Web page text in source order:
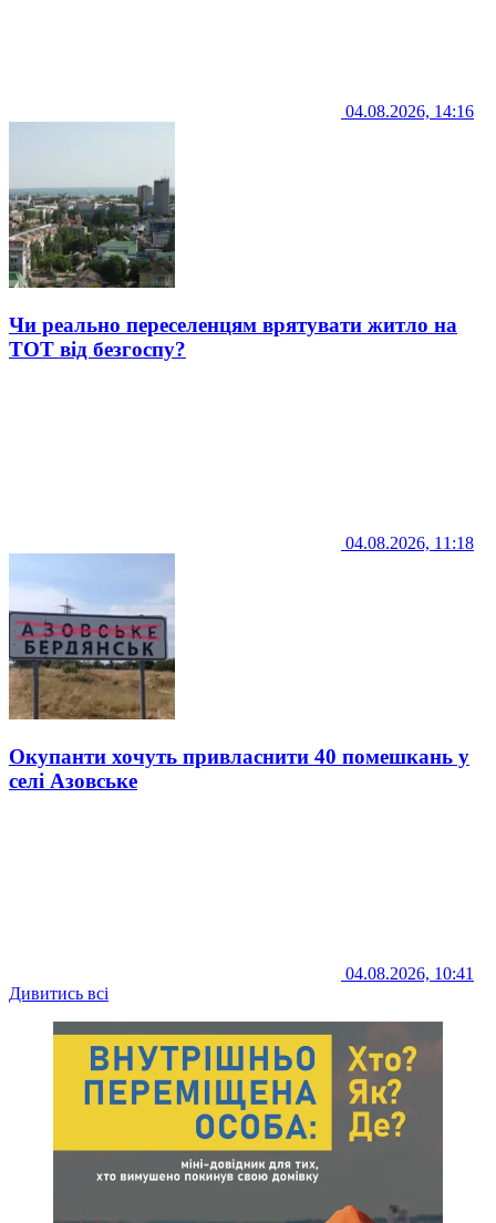
04.08.2026, 14:16
Чи реально переселенцям врятувати житло на
ТОТ від безгоспу?
04.08.2026, 11:18
Окупанти хочуть привласнити 40 помешкань у
селі Азовське
04.08.2026, 10:41
Дивитись всі